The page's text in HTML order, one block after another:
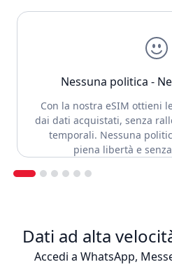
Nessuna politica -
Con la nostra eSIM ottieni
dai dati acquistati, senza
temporali. Nessuna
piena libertà e
Dati ad alta
Accedi a WhatsApp,